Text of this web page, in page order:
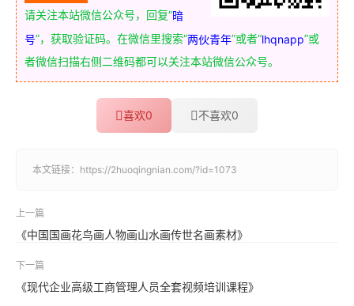
请关注本站微信公众号，回复“暗
号”，获取验证码。在微信里搜索“两伙青年”或者“lhqnapp”或
者微信扫描右侧二维码都可以关注本站微信公众号。
喜欢0 不喜欢0
本文链接： https://2huoqingnian.com/?id=1073
上一篇
《中国国画花鸟画人物画山水画传世名画素材》
下一篇
《现代企业高级工商管理人员全套视频培训课程》